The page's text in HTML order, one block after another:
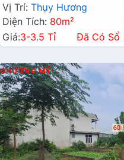
Vị Trí: Thụy Hương
Diện Tích: 80m²
Giá:3-3.5 Tỉ Đã Có Sổ
CHƯƠNG MỸ